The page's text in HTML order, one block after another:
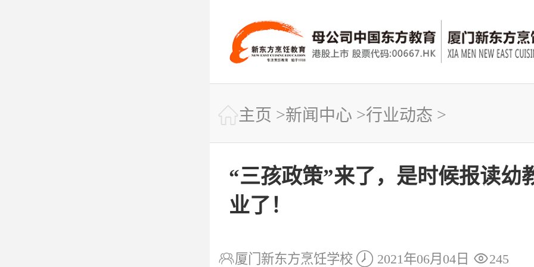
主页 >新闻中心 >行业动态 >
“三孩政策”来了，是时候报读幼
业了！
厦门新东方烹饪学校  2021年06月04日 245